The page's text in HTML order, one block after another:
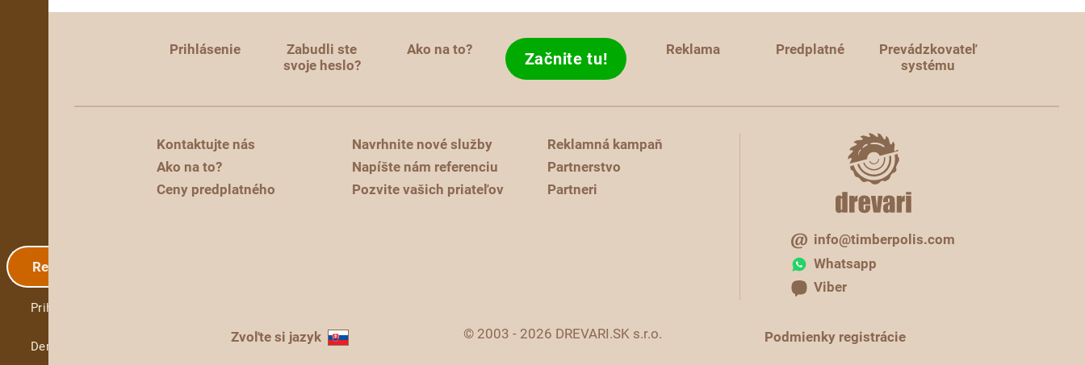
Registrácia
Prihlásenie
Demo
Prihlásenie
Zabudli ste
svoje heslo?
Ako na to? Začnite tu! Reklama Predplatné
Prevádzkovateľ
systému
Kontaktujte nás
Ako na to?
Ceny predplatného
Navrhnite nové služby
Napíšte nám referenciu
Pozvite vašich priateľov
Reklamná kampaň
Partnerstvo
Partneri
info@timberpolis.com
Whatsapp
Viber
Zvoľte si jazyk © 2003 - 2026 DREVARI.SK s.r.o. Podmienky registrácie